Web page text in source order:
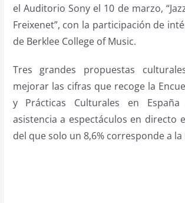
el Auditorio Sony el 10 de marzo,
Freixenet”, con la participación de
de Berklee College of Music.
Tres grandes propuestas
mejorar las cifras que recoge la
y Prácticas Culturales en España
asistencia a espectáculos en directo
del que solo un 8,6% corresponde a la